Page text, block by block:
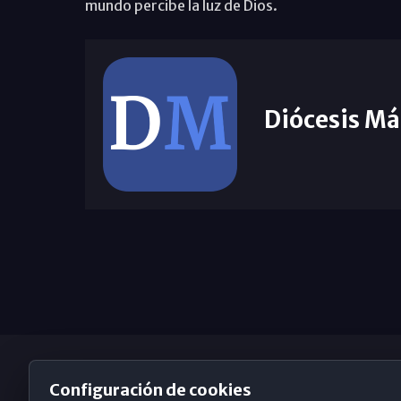
mundo percibe la luz de Dios.
Diócesis
Configuración de cookies